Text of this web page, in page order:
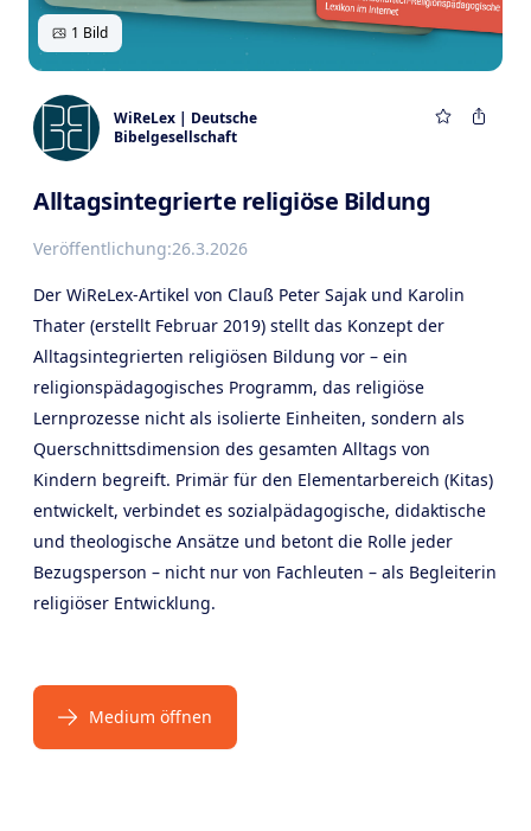
1 Bild
WiReLex | Deutsche
Bibelgesellschaft
Alltagsintegrierte religiöse Bildung
Veröffentlichung:26.3.2026
Der WiReLex-Artikel von Clauß Peter Sajak und Karolin
Thater (erstellt Februar 2019) stellt das Konzept der
Alltagsintegrierten religiösen Bildung vor – ein
religionspädagogisches Programm, das religiöse
Lernprozesse nicht als isolierte Einheiten, sondern als
Querschnittsdimension des gesamten Alltags von
Kindern begreift. Primär für den Elementarbereich (Kitas)
entwickelt, verbindet es sozialpädagogische, didaktische
und theologische Ansätze und betont die Rolle jeder
Bezugsperson – nicht nur von Fachleuten – als Begleiterin
religiöser Entwicklung.
Medium öffnen